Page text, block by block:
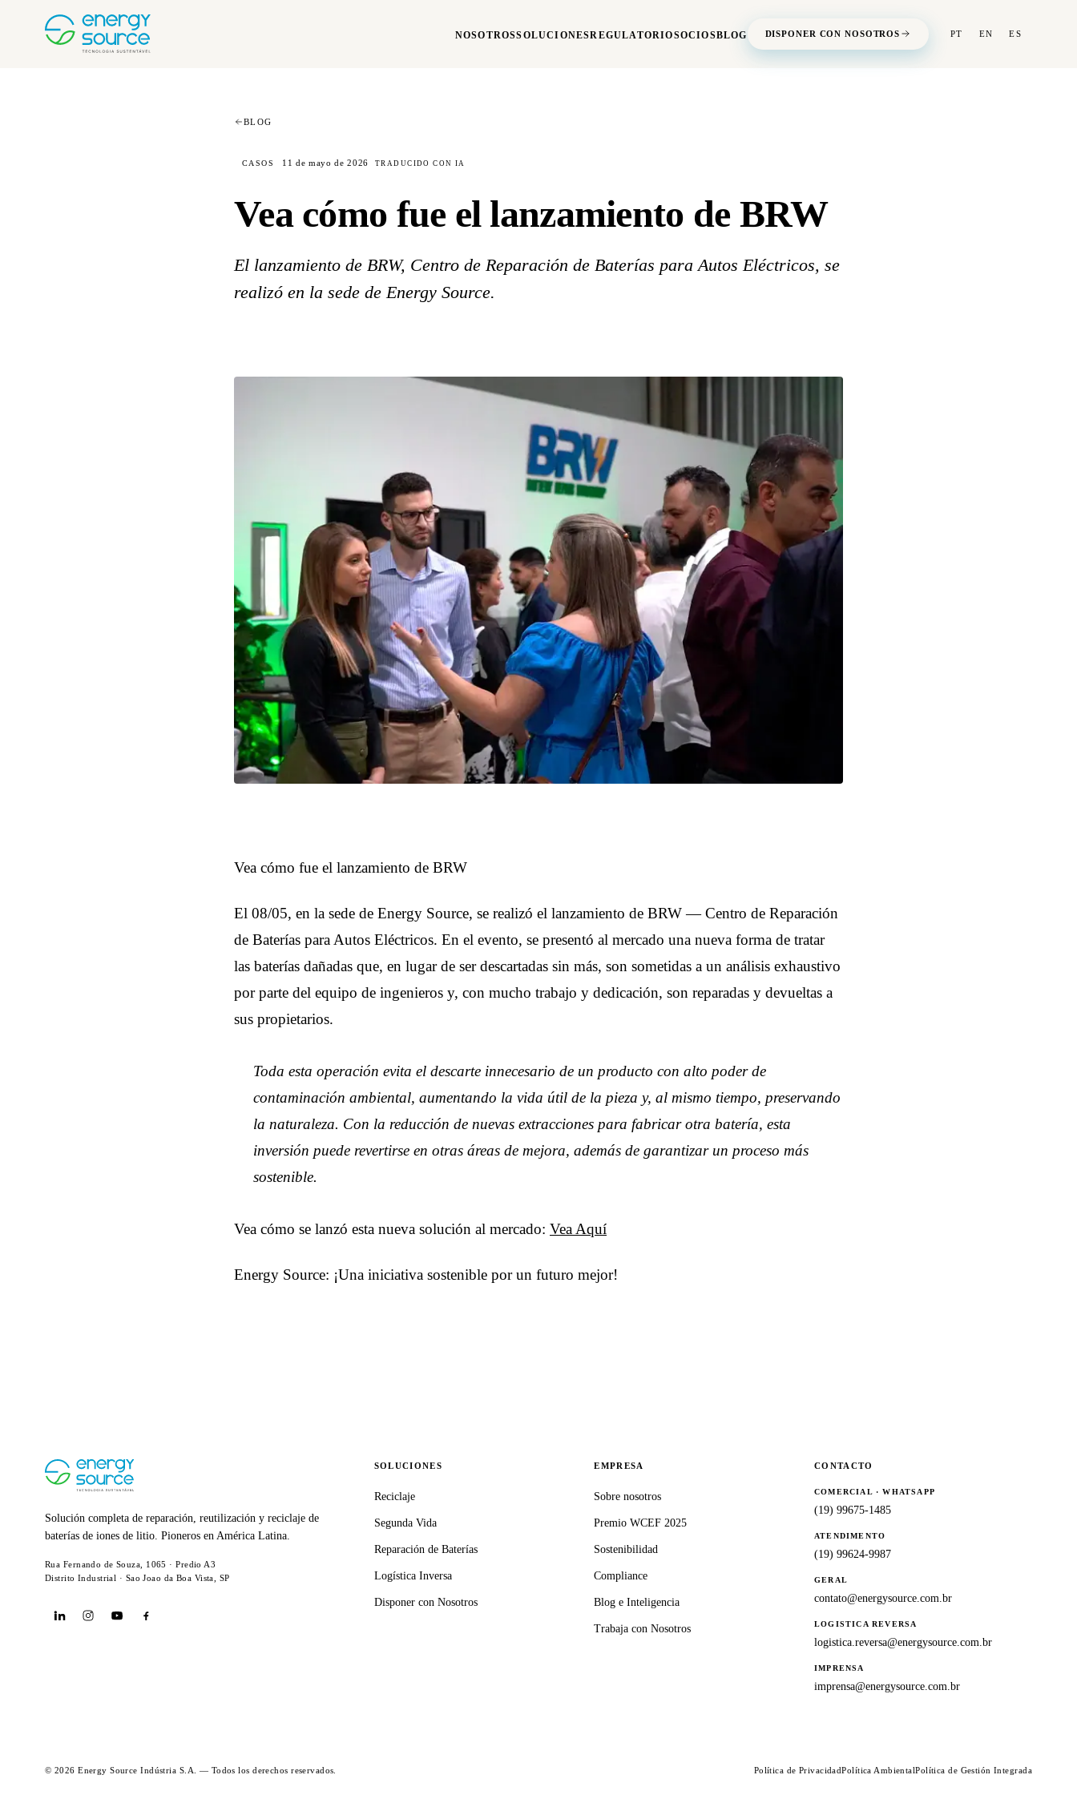
NOSOTROSSOLUCIONESREGULATORIOSOCIOSBLOG DISPONER CON NOSOTROS PT EN ES
BLOG
CASOS 11 de mayo de 2026 TRADUCIDO CON IA
Vea cómo fue el lanzamiento de BRW
El lanzamiento de BRW, Centro de Reparación de Baterías para Autos Eléctricos, se
realizó en la sede de Energy Source.
Vea cómo fue el lanzamiento de BRW
El 08/05, en la sede de Energy Source, se realizó el lanzamiento de BRW — Centro de Reparación
de Baterías para Autos Eléctricos. En el evento, se presentó al mercado una nueva forma de tratar
las baterías dañadas que, en lugar de ser descartadas sin más, son sometidas a un análisis exhaustivo
por parte del equipo de ingenieros y, con mucho trabajo y dedicación, son reparadas y devueltas a
sus propietarios.
Toda esta operación evita el descarte innecesario de un producto con alto poder de
contaminación ambiental, aumentando la vida útil de la pieza y, al mismo tiempo, preservando
la naturaleza. Con la reducción de nuevas extracciones para fabricar otra batería, esta
inversión puede revertirse en otras áreas de mejora, además de garantizar un proceso más
sostenible.
Vea cómo se lanzó esta nueva solución al mercado: Vea Aquí
Energy Source: ¡Una iniciativa sostenible por un futuro mejor!
Solución completa de reparación, reutilización y reciclaje de
baterías de iones de litio. Pioneros en América Latina.
Rua Fernando de Souza, 1065 · Predio A3
Distrito Industrial · Sao Joao da Boa Vista, SP
SOLUCIONES
Reciclaje
Segunda Vida
Reparación de Baterías
Logística Inversa
Disponer con Nosotros
EMPRESA
Sobre nosotros
Premio WCEF 2025
Sostenibilidad
Compliance
Blog e Inteligencia
Trabaja con Nosotros
CONTACTO
COMERCIAL · WHATSAPP
(19) 99675-1485
ATENDIMENTO
(19) 99624-9987
GERAL
contato@energysource.com.br
LOGISTICA REVERSA
logistica.reversa@energysource.com.br
IMPRENSA
imprensa@energysource.com.br
© 2026 Energy Source Indústria S.A. — Todos los derechos reservados. Política de PrivacidadPolítica AmbientalPolítica de Gestión Integrada